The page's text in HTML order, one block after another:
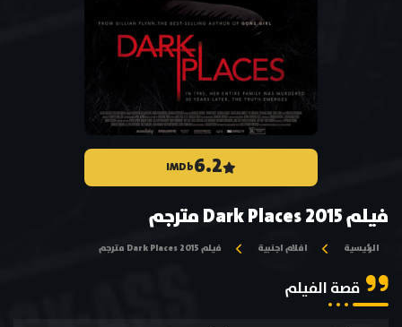
6.2
IMDb
فيلم Dark Places 2015 مترجم
الرئيسية افلام اجنبية فيلم Dark Places 2015 مترجم
قصة الفيلم